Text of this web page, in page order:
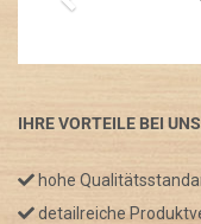
IHRE VORTEILE BEI UNS
hohe
detailreiche